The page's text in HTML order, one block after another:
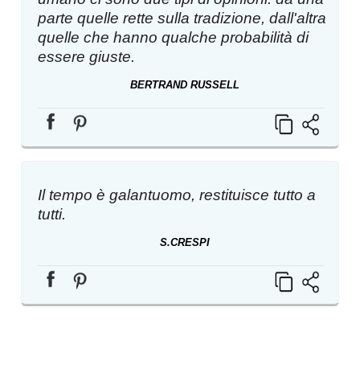
parte quelle rette sulla tradizione, dall'altra
quelle che hanno qualche probabilità di
essere giuste.
BERTRAND RUSSELL
Il tempo è galantuomo, restituisce tutto a
tutti.
S.CRESPI